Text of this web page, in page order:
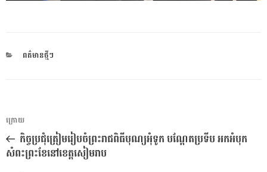
CATEGORIES
ពត៌មានថ្មីៗ
ការ​
នាំទិស​
ប្រកាស
អត្ថបទ
មុន
ក្រោយ
កិច្ចប្រជុំត្រៀមរៀបចំព្រះរាជពិធីបុណ្យអុំទូក បណ្តែតប្រទីប អកអំបុក
សំពះព្រះខែនៅខេត្តសៀមរាប